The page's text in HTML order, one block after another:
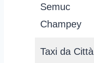
Semuc
Champey
Taxi da Città